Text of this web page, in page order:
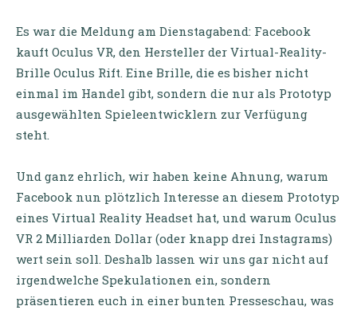
Es war die Meldung am Dienstagabend: Facebook
kauft Oculus VR, den Hersteller der Virtual-Reality-
Brille Oculus Rift. Eine Brille, die es bisher nicht
einmal im Handel gibt, sondern die nur als Prototyp
ausgewählten Spieleentwicklern zur Verfügung
steht.
Und ganz ehrlich, wir haben keine Ahnung, warum
Facebook nun plötzlich Interesse an diesem Prototyp
eines Virtual Reality Headset hat, und warum Oculus
VR 2 Milliarden Dollar (oder knapp drei Instagrams)
wert sein soll. Deshalb lassen wir uns gar nicht auf
irgendwelche Spekulationen ein, sondern
präsentieren euch in einer bunten Presseschau, was